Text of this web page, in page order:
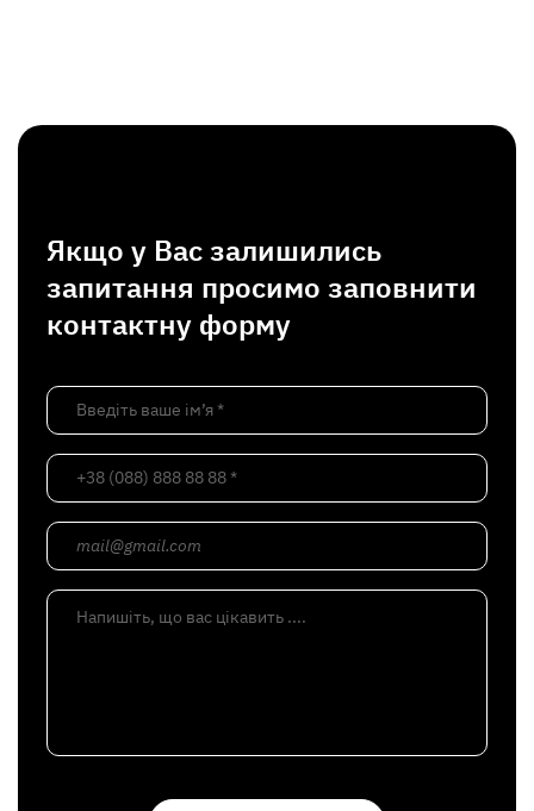
Якщо у Вас залишились
запитання просимо заповнити
контактну форму
Введіть ваше ім’я *
+38 (088) 888 88 88 *
mail@gmail.com
Напишіть, що вас цікавить ....